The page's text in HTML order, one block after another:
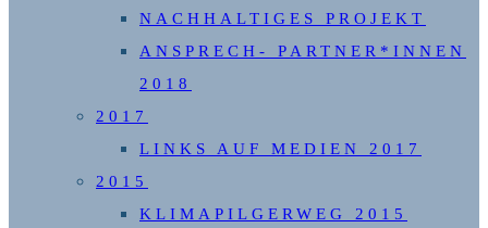
NACHHALTIGES PROJEKT
ANSPRECH- PARTNER*INNEN
2018
2017
LINKS AUF MEDIEN 2017
2015
KLIMAPILGERWEG 2015